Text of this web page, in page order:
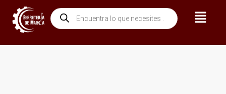
contenido
Búsqueda
de
productos
Menú